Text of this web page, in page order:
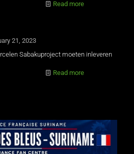
Read more
21, 2023
Sabakuproject moeten inleveren
Read more